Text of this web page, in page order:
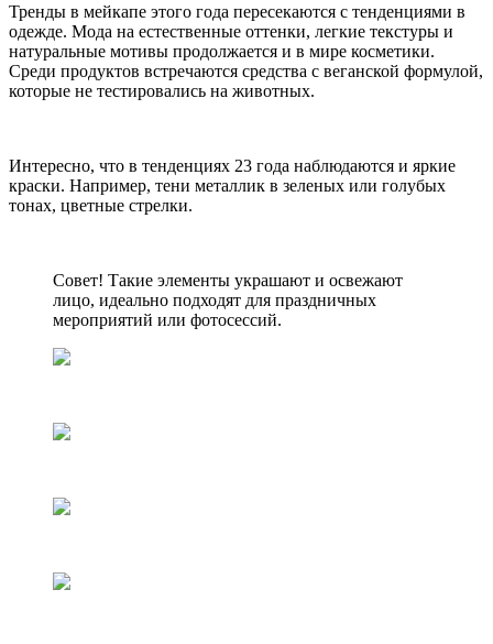
Тренды в мейкапе этого года пересекаются с тенденциями в
одежде. Мода на естественные оттенки, легкие текстуры и
натуральные мотивы продолжается и в мире косметики.
Среди продуктов встречаются средства с веганской формулой,
которые не тестировались на животных.
Интересно, что в тенденциях 23 года наблюдаются и яркие
краски. Например, тени металлик в зеленых или голубых
тонах, цветные стрелки.
Совет! Такие элементы украшают и освежают
лицо, идеально подходят для праздничных
мероприятий или фотосессий.